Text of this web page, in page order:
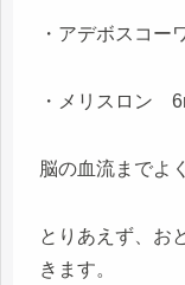
・アデボスコ
・メリスロン
脳の血流までよ
とりあえず、お
きます。